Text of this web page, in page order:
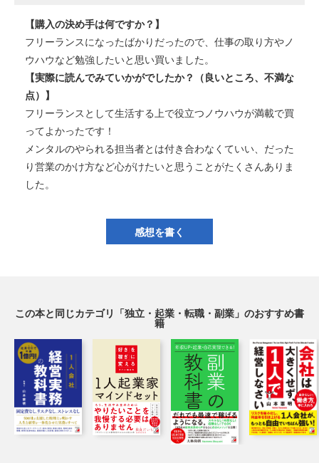
【購入の決め手は何ですか？】
フリーランスになったばかりだったので、仕事の取り方やノ
ウハウなど勉強したいと思い買いました。
【実際に読んでみていかがでしたか？（良いところ、不満な
点）】
フリーランスとして生活する上で役立つノウハウが満載で買
ってよかったです！
メンタルのやられる担当者とは付き合わなくていい、だった
り営業のかけ方など心がけたいと思うことがたくさんありま
した。
感想を書く
この本と同じカテゴリ「独立・起業・転職・副業」のおすすめ書
籍